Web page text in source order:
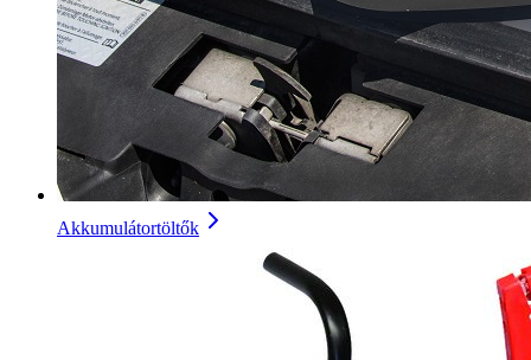
Akkumulátortöltők